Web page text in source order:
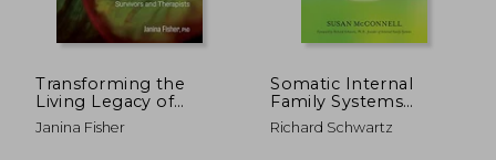
Transforming the
Living Legacy of
Trauma: A Workbook
for Survivors and
Janina Fisher
Somatic Internal
Family Systems
Therapy: Awareness,
Breath, Resonance,
Richard Schwartz